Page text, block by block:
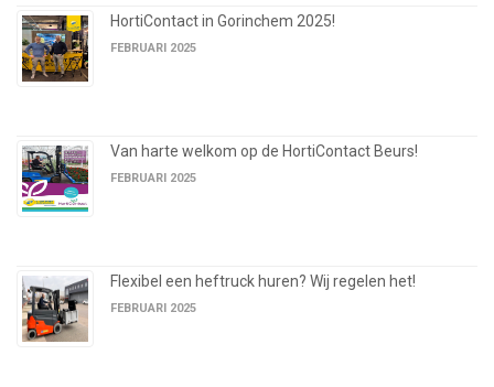
HortiContact in Gorinchem 2025!
FEBRUARI 2025
Van harte welkom op de HortiContact Beurs!
FEBRUARI 2025
Flexibel een heftruck huren? Wij regelen het!
FEBRUARI 2025